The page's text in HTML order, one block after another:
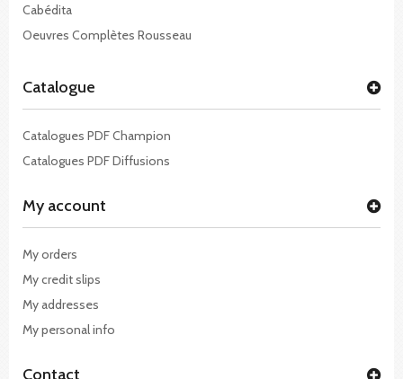
Cabédita
Oeuvres Complètes Rousseau
Catalogue
Catalogues PDF Champion
Catalogues PDF Diffusions
My account
My orders
My credit slips
My addresses
My personal info
Contact